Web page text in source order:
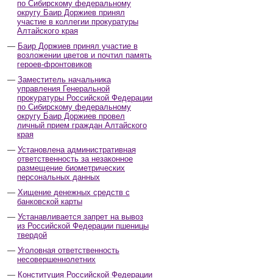
по Сибирскому федеральному
округу Баир Доржиев принял
участие в коллегии прокуратуры
Алтайского края
Баир Доржиев принял участие в
возложении цветов и почтил память
героев-фронтовиков
Заместитель начальника
управления Генеральной
прокуратуры Российской Федерации
по Сибирскому федеральному
округу Баир Доржиев провел
личный прием граждан Алтайского
края
Установлена административная
ответственность за незаконное
размещение биометрических
персональных данных
Хищение денежных средств с
банковской карты
Устанавливается запрет на вывоз
из Российской Федерации пшеницы
твердой
Уголовная ответственность
несовершеннолетних
Конституция Российской Федерации